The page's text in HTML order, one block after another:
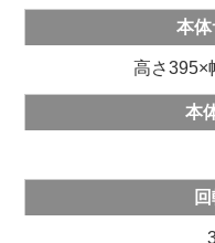
本体
高さ395×
本